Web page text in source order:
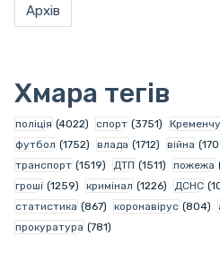
Архів
Хмара тегів
поліція (4022) спорт (3751)
футбол (1752) влада (1712) війна
транспорт (1519) ДТП (1511) пожежа
гроші (1259) кримінал (1226) ДСНС
статистика (867) коронавірус (804)
прокуратура (781)